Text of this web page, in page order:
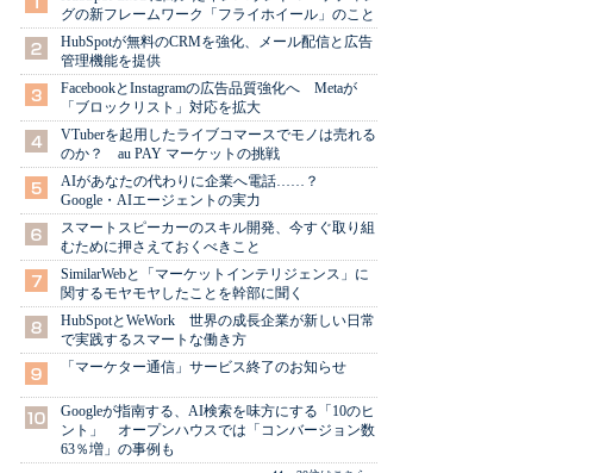
グの新フレームワーク「フライホイール」のこと
HubSpotが無料のCRMを強化、メール配信と広告
管理機能を提供
FacebookとInstagramの広告品質強化へ Metaが
「ブロックリスト」対応を拡大
VTuberを起用したライブコマースでモノは売れる
のか？ au PAY マーケットの挑戦
AIがあなたの代わりに企業へ電話……？
Google・AIエージェントの実力
スマートスピーカーのスキル開発、今すぐ取り組
むために押さえておくべきこと
SimilarWebと「マーケットインテリジェンス」に
関するモヤモヤしたことを幹部に聞く
HubSpotとWeWork 世界の成長企業が新しい日常
で実践するスマートな働き方
「マーケター通信」サービス終了のお知らせ
Googleが指南する、AI検索を味方にする「10のヒ
ント」 オープンハウスでは「コンバージョン数
63％増」の事例も